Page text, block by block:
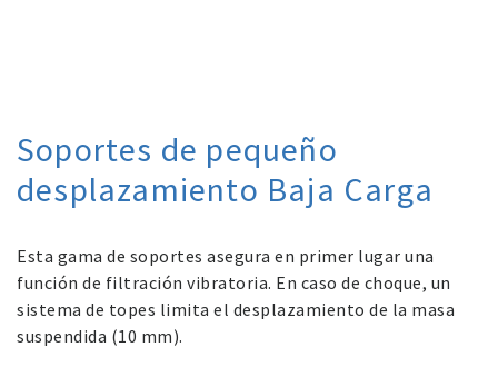
Soportes de pequeño
desplazamiento Baja Carga
Esta gama de soportes asegura en primer lugar una
función de filtración vibratoria. En caso de choque, un
sistema de topes limita el desplazamiento de la masa
suspendida (10 mm).